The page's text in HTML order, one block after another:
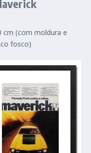
cm (com moldura e
fosco)